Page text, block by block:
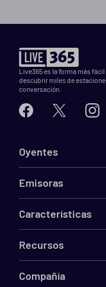
Live365 es la forma más
descubrir miles de
conversación.
Oyentes
Emisoras
Características
Recursos
Compañía